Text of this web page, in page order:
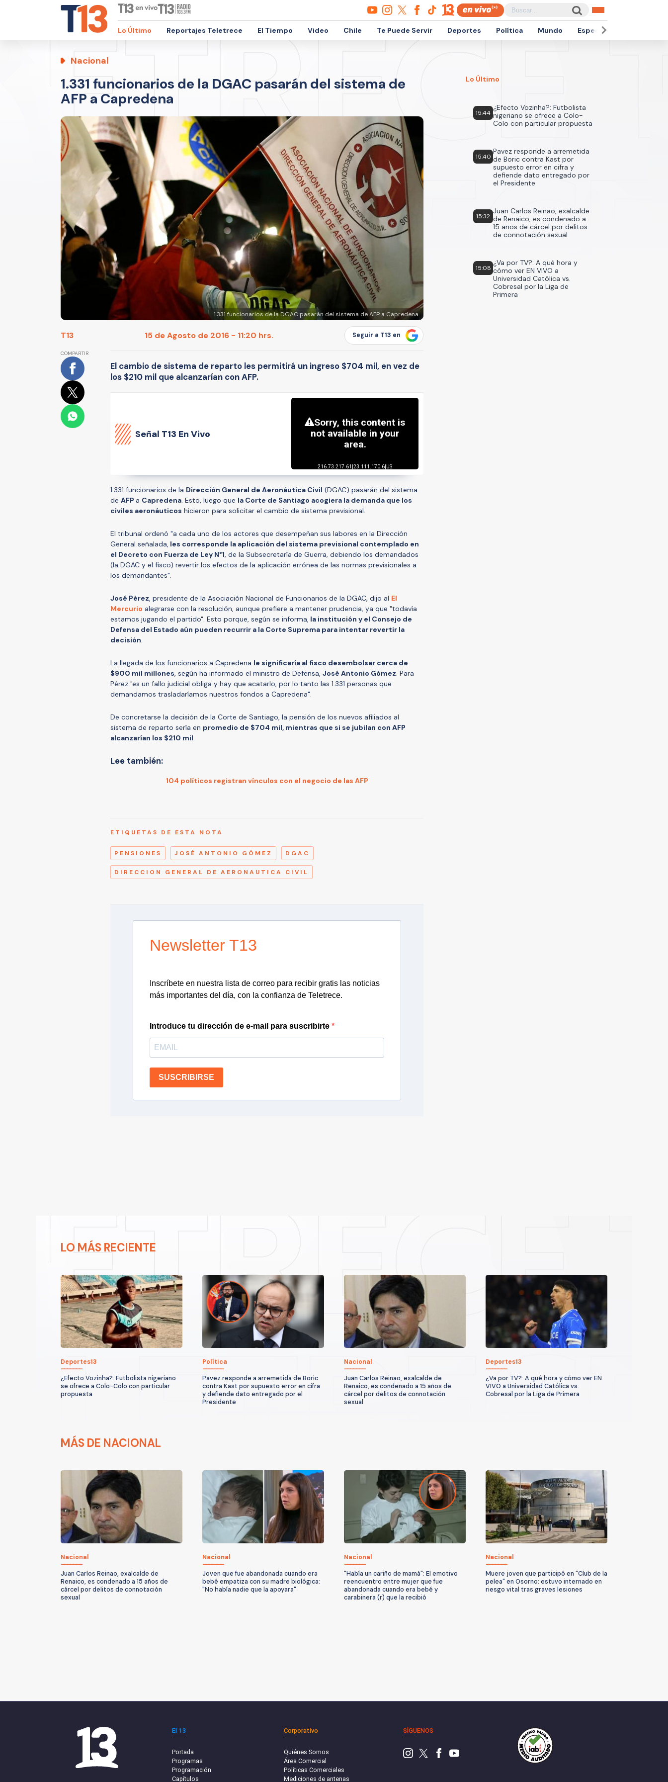
Lo Último Reportajes Teletrece El Tiempo Video Chile Te Puede Servir Deportes Política Mundo Espectáculos
Nacional
1.331 funcionarios de la DGAC pasarán del sistema de
AFP a Capredena
1.331 funcionarios de la DGAC pasarán del sistema de AFP a Capredena
T13 15 de Agosto de 2016 - 11:20 hrs. Seguir a T13 en
COMPARTIR
El cambio de sistema de reparto les permitirá un ingreso $704 mil, en vez de
los $210 mil que alcanzarían con AFP.
Señal T13 En Vivo
1.331 funcionarios de la Dirección General de Aeronáutica Civil (DGAC) pasarán del sistema
de AFP a Capredena. Esto, luego que la Corte de Santiago acogiera la demanda que los
civiles aeronáuticos hicieron para solicitar el cambio de sistema previsional.
El tribunal ordenó "a cada uno de los actores que desempeñan sus labores en la Dirección
General señalada, les corresponde la aplicación del sistema previsional contemplado en
el Decreto con Fuerza de Ley N°1, de la Subsecretaría de Guerra, debiendo los demandados
(la DGAC y el fisco) revertir los efectos de la aplicación errónea de las normas previsionales a
los demandantes".
José Pérez, presidente de la Asociación Nacional de Funcionarios de la DGAC, dijo al El
Mercurio alegrarse con la resolución, aunque prefiere a mantener prudencia, ya que "todavía
estamos jugando el partido". Esto porque, según se informa, la institución y el Consejo de
Defensa del Estado aún pueden recurrir a la Corte Suprema para intentar revertir la
decisión.
La llegada de los funcionarios a Capredena le significaría al fisco desembolsar cerca de
$900 mil millones, según ha informado el ministro de Defensa, José Antonio Gómez. Para
Pérez "es un fallo judicial obliga y hay que acatarlo, por lo tanto las 1.331 personas que
demandamos trasladaríamos nuestros fondos a Capredena".
De concretarse la decisión de la Corte de Santiago, la pensión de los nuevos afiliados al
sistema de reparto sería en promedio de $704 mil, mientras que si se jubilan con AFP
alcanzarían los $210 mil.
Lee también:
104 políticos registran vínculos con el negocio de las AFP
ETIQUETAS DE ESTA NOTA
PENSIONES JOSÉ ANTONIO GÓMEZ DGAC
DIRECCION GENERAL DE AERONAUTICA CIVIL
Newsletter T13
Inscríbete en nuestra lista de correo para recibir gratis las noticias
más importantes del día, con la confianza de Teletrece.
Introduce tu dirección de e-mail para suscribirte
SUSCRIBIRSE
Lo Último
15:44
¿Efecto Vozinha?: Futbolista
nigeriano se ofrece a Colo-
Colo con particular propuesta
15:40
Pavez responde a arremetida
de Boric contra Kast por
supuesto error en cifra y
defiende dato entregado por
el Presidente
15:32
Juan Carlos Reinao, exalcalde
de Renaico, es condenado a
15 años de cárcel por delitos
de connotación sexual
15:08
¿Va por TV?: A qué hora y
cómo ver EN VIVO a
Universidad Católica vs.
Cobresal por la Liga de
Primera
LO MÁS RECIENTE
Deportes13
¿Efecto Vozinha?: Futbolista nigeriano
se ofrece a Colo-Colo con particular
propuesta
Política
Pavez responde a arremetida de Boric
contra Kast por supuesto error en cifra
y defiende dato entregado por el
Presidente
Nacional
Juan Carlos Reinao, exalcalde de
Renaico, es condenado a 15 años de
cárcel por delitos de connotación
sexual
Deportes13
¿Va por TV?: A qué hora y cómo ver EN
VIVO a Universidad Católica vs.
Cobresal por la Liga de Primera
MÁS DE NACIONAL
Nacional
Juan Carlos Reinao, exalcalde de
Renaico, es condenado a 15 años de
cárcel por delitos de connotación
sexual
Nacional
Joven que fue abandonada cuando era
bebé empatiza con su madre biológica:
"No había nadie que la apoyara"
Nacional
"Había un cariño de mamá": El emotivo
reencuentro entre mujer que fue
abandonada cuando era bebé y
carabinera (r) que la recibió
Nacional
Muere joven que participó en "Club de la
pelea" en Osorno: estuvo internado en
riesgo vital tras graves lesiones
El 13
Portada
Programas
Programación
Capítulos
Corporativo
Quiénes Somos
Área Comercial
Políticas Comerciales
Mediciones de antenas
SÍGUENOS